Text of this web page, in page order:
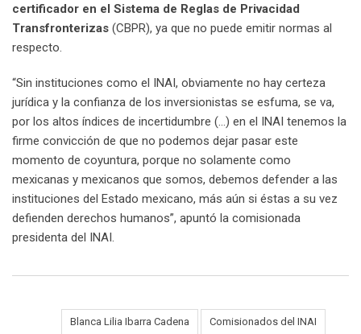
certificador en el Sistema de Reglas de Privacidad
Transfronterizas (CBPR), ya que no puede emitir normas al
respecto.
“Sin instituciones como el INAI, obviamente no hay certeza
jurídica y la confianza de los inversionistas se esfuma, se va,
por los altos índices de incertidumbre (…) en el INAI tenemos la
firme convicción de que no podemos dejar pasar este
momento de coyuntura, porque no solamente como
mexicanas y mexicanos que somos, debemos defender a las
instituciones del Estado mexicano, más aún si éstas a su vez
defienden derechos humanos”, apuntó la comisionada
presidenta del INAI.
Blanca Lilia Ibarra Cadena Comisionados del INAI